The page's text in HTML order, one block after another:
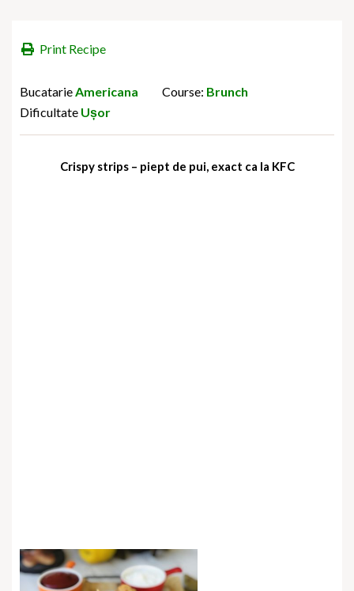
Print Recipe
BucatarieAmericana Course: Brunch
Dificultate Ușor
Crispy strips – piept de pui, exact ca la KFC